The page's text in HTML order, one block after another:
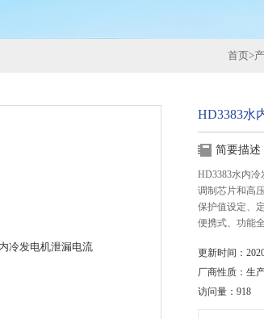
首页>
HD3383水
简要描述
HD3383水内
调制芯片和高
保护值设定、
便携式、功能
更新时间：
厂商性质：生
访问量：918